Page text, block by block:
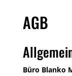
AGB
Büro Blanko